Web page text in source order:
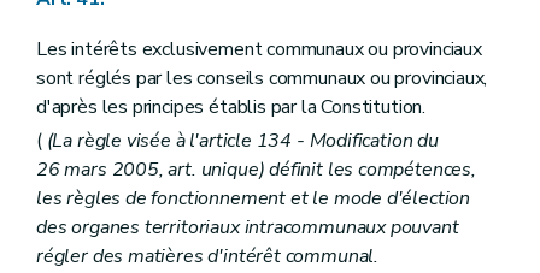
Les intérêts exclusivement communaux ou provinciaux
sont réglés par les conseils communaux ou provinciaux,
d'après les principes établis par la Constitution.
( (La règle visée à l'article 134 - Modification du
26 mars 2005, art. unique) définit les compétences,
les règles de fonctionnement et le mode d'élection
des organes territoriaux intracommunaux pouvant
régler des matières d'intérêt communal.